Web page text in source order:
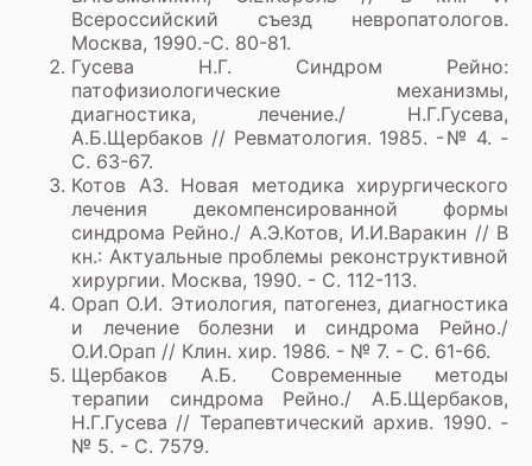
Всероссийский съезд невропатологов.
Москва, 1990.-С. 80-81.
Гусева Н.Г. Синдром Рейно:
патофизиологические механизмы,
диагностика, лечение./ Н.Г.Гусева,
А.Б.Щербаков // Ревматология. 1985. -№ 4. -
С. 63-67.
Котов A3. Новая методика хирургического
лечения декомпенсированной формы
синдрома Рейно./ А.Э.Котов, И.И.Варакин // В
кн.: Актуальные проблемы реконструктивной
хирургии. Москва, 1990. - С. 112-113.
Орап О.И. Этиология, патогенез, диагностика
и лечение болезни и синдрома Рейно./
О.И.Орап // Клин. хир. 1986. - № 7. - С. 61-66.
Щербаков А.Б. Современные методы
терапии синдрома Рейно./ А.Б.Щербаков,
Н.Г.Гусева // Терапевтический архив. 1990. -
№ 5. - С. 7579.